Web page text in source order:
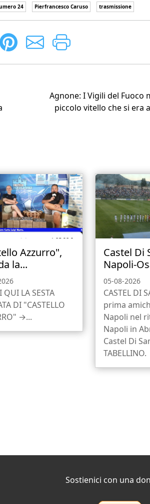
24 Pierfrancesco Caruso trasmissione
Agnone: I Vigili del Fuoco
piccolo vitello che si era
Azzurro",
la...
QUI LA SESTA
DI "CASTELLO
→...
Castel Di
Napoli-
05-08-2026
CASTEL DI
prima
Napoli nel
Napoli in
Castel Di
TABELLINO.
Sostienici con una